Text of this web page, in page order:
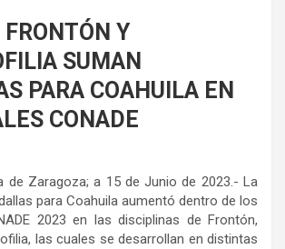
Y
SUMAN
PARA COAHUILA EN
CONADE
de Zaragoza; a 15 de Junio de 2023.- La
para Coahuila aumentó dentro de los
2023 en las disciplinas de Frontón,
las cuales se desarrollan en distintas